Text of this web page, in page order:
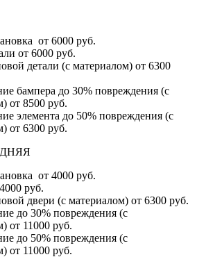
от 6000 руб.
от 6000 руб.
детали (с материалом) от 6300
бампера до 30% повреждения (с
от 8500 руб.
элемента до 50% повреждения (с
от 6300 руб.
от 4000 руб.
руб.
двери (с материалом) от 6300 руб.
до 30% повреждения (с
от 11000 руб.
до 50% повреждения (с
от 11000 руб.